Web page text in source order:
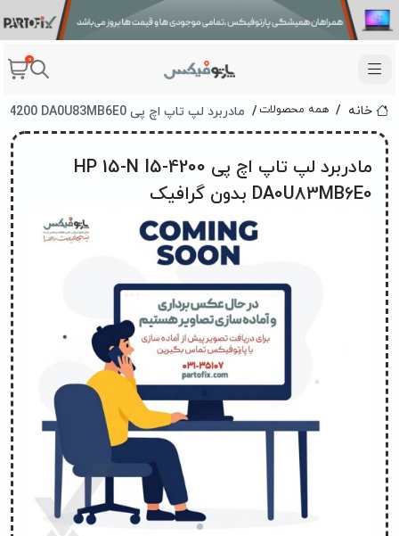
0
خانه همه محصولات مادربرد لپ تاپ اچ پی HP 15-N I5-4200 DA0U83MB6E0 بدون گرافیک
مادربرد لپ تاپ اچ پی HP 15-N I5-4200
DA0U83MB6E0 بدون گرافیک